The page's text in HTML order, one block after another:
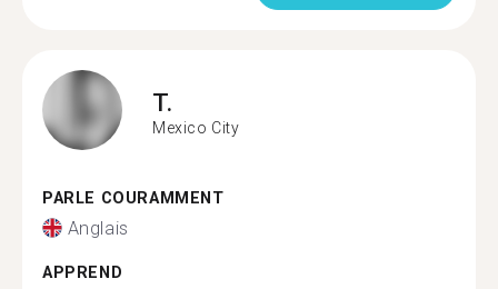
T.
Mexico City
PARLE COURAMMENT
Anglais
APPREND